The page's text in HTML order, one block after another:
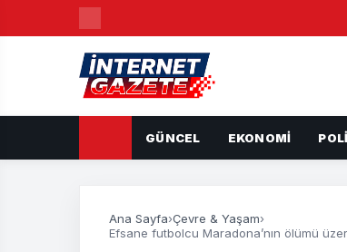
GÜNCEL EKONOMI
Ana Sayfa›Çevre & Yaşam›
Efsane futbolcu Maradona’nın ölümü